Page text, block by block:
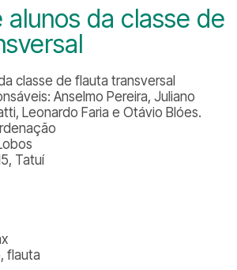
alunos da classe de
classe de flauta transversal
Anselmo Pereira, Juliano
Leonardo Faria e Otávio Blóes.
Tatuí
flauta